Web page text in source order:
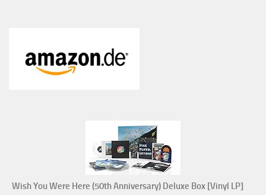
Wish You Were Here (50th Anniversary) Deluxe Box [Vinyl LP]